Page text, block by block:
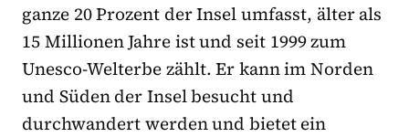
ganze 20 Prozent der Insel umfasst, älter als
15 Millionen Jahre ist und seit 1999 zum
Unesco-Welterbe zählt. Er kann im Norden
und Süden der Insel besucht und
durchwandert werden und bietet ein